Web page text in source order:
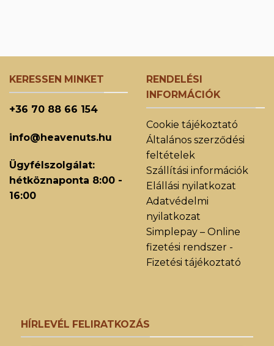
KERESSEN MINKET
+36 70 88 66 154
info@heavenuts.hu
Ügyfélszolgálat:
hétköznaponta 8:00 -
16:00
RENDELÉSI
INFORMÁCIÓK
Cookie tájékoztató
Általános szerződési
feltételek
Szállítási információk
Elállási nyilatkozat
Adatvédelmi
nyilatkozat
Simplepay – Online
fizetési rendszer -
Fizetési tájékoztató
HÍRLEVÉL FELIRATKOZÁS